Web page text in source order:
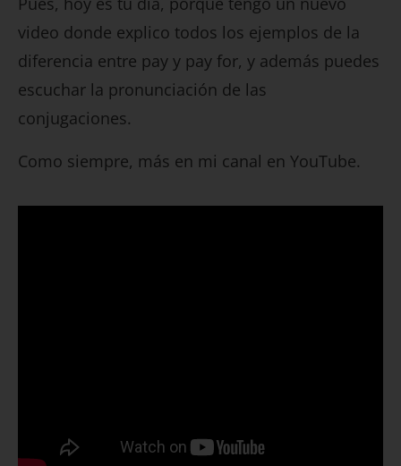
video donde explico todos los ejemplos de la
diferencia entre pay y pay for, y además puedes
escuchar la pronunciación de las
conjugaciones.
Como siempre, más en mi canal en YouTube.